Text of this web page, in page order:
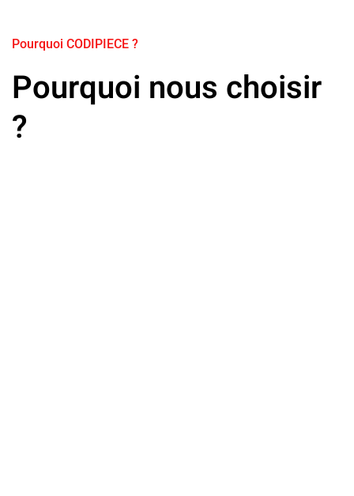
Pourquoi CODIPIECE ?
Pourquoi nous choisir
?